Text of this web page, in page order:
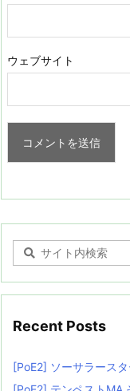
ウェブサイト
Recent Posts
[PoE2] ソーサラースタ